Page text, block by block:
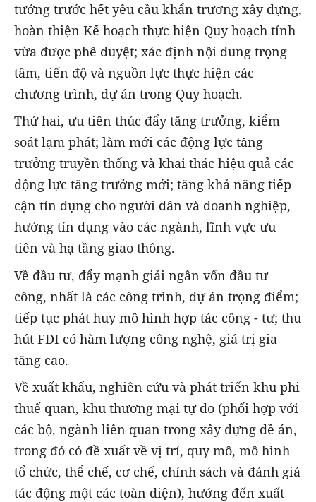
tướng trước hết yêu cầu khẩn trương xây dựng,
hoàn thiện Kế hoạch thực hiện Quy hoạch tỉnh
vừa được phê duyệt; xác định nội dung trọng
tâm, tiến độ và nguồn lực thực hiện các
chương trình, dự án trong Quy hoạch.
Thứ hai, ưu tiên thúc đẩy tăng trưởng, kiểm
soát lạm phát; làm mới các động lực tăng
trưởng truyền thống và khai thác hiệu quả các
động lực tăng trưởng mới; tăng khả năng tiếp
cận tín dụng cho người dân và doanh nghiệp,
hướng tín dụng vào các ngành, lĩnh vực ưu
tiên và hạ tầng giao thông.
Về đầu tư, đẩy mạnh giải ngân vốn đầu tư
công, nhất là các công trình, dự án trọng điểm;
tiếp tục phát huy mô hình hợp tác công - tư; thu
hút FDI có hàm lượng công nghệ, giá trị gia
tăng cao.
Về xuất khẩu, nghiên cứu và phát triển khu phi
thuế quan, khu thương mại tự do (phối hợp với
các bộ, ngành liên quan trong xây dựng đề án,
trong đó có đề xuất về vị trí, quy mô, mô hình
tổ chức, thể chế, cơ chế, chính sách và đánh giá
tác động một các toàn diện), hướng đến xuất